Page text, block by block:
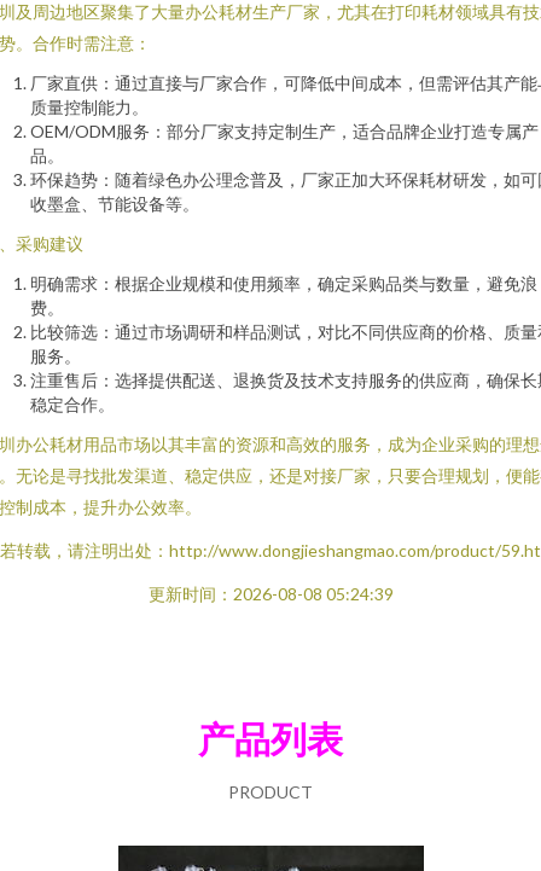
及周边地区聚集了大量办公耗材生产厂家，尤其在打印耗材领域具有
。合作时需注意：
厂家直供：通过直接与厂家合作，可降低中间成本，但需评估其产能
质量控制能力。
OEM/ODM服务：部分厂家支持定制生产，适合品牌企业打造专属产
品。
环保趋势：随着绿色办公理念普及，厂家正加大环保耗材研发，如可
收墨盒、节能设备等。
采购建议
明确需求：根据企业规模和使用频率，确定采购品类与数量，避免浪
费。
比较筛选：通过市场调研和样品测试，对比不同供应商的价格、质量
服务。
注重售后：选择提供配送、退换货及技术支持服务的供应商，确保长
稳定合作。
办公耗材用品市场以其丰富的资源和高效的服务，成为企业采购的理
无论是寻找批发渠道、稳定供应，还是对接厂家，只要合理规划，便
制成本，提升办公效率。
转载，请注明出处：http://www.dongjieshangmao.com/product/
更新时间：2026-08-08 05:24:39
产品列表
PRODUCT